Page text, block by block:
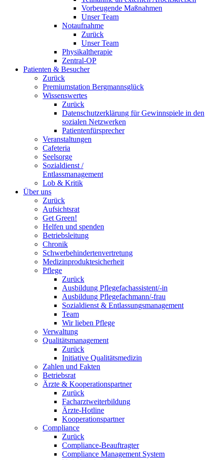
Vorbeugende Maßnahmen
Unser Team
Notaufnahme
Zurück
Unser Team
Physikaltherapie
Zentral-OP
Patienten & Besucher
Zurück
Premiumstation Bergmannsglück
Wissenswertes
Zurück
Datenschutzerklärung für Gewinnspiele in den
sozialen Netzwerken
Patientenfürsprecher
Veranstaltungen
Cafeteria
Seelsorge
Sozialdienst /
Entlassmanagement
Lob & Kritik
Über uns
Zurück
Aufsichtsrat
Get Green!
Helfen und spenden
Betriebsleitung
Chronik
Schwerbehindertenvertretung
Medizinproduktesicherheit
Pflege
Zurück
Ausbildung Pflegefachassistent/-in
Ausbildung Pflegefachmann/-frau
Sozialdienst & Entlassungsmanagement
Team
Wir lieben Pflege
Verwaltung
Qualitätsmanagement
Zurück
Initiative Qualitätsmedizin
Zahlen und Fakten
Betriebsrat
Ärzte & Kooperationspartner
Zurück
Facharztweiterbildung
Ärzte-Hotline
Kooperationspartner
Compliance
Zurück
Compliance-Beauftragter
Compliance Management System